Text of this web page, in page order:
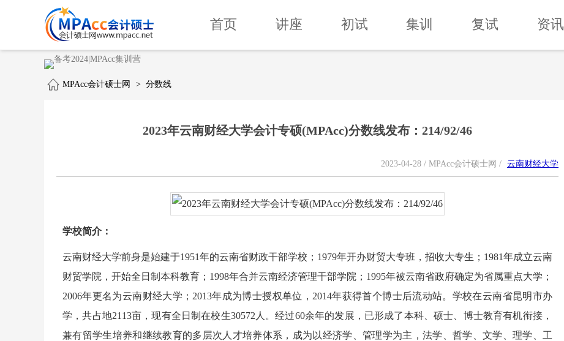
首页 讲座 初试 集训 复试 资讯
MPAcc会计硕士网 > 分数线
2023年云南财经大学会计专硕(MPAcc)分数线发布：214/92/46
2023-04-28 / MPAcc会计硕士网 / 云南财经大学
学校简介：
云南财经大学前身是始建于1951年的云南省财政干部学校；1979年开办财贸大专班，招收大专生；1981年成立云南
财贸学院，开始全日制本科教育；1998年合并云南经济管理干部学院；1995年被云南省政府确定为省属重点大学；
2006年更名为云南财经大学；2013年成为博士授权单位，2014年获得首个博士后流动站。学校在云南省昆明市办
学，共占地2113亩，现有全日制在校生30572人。经过60余年的发展，已形成了本科、硕士、博士教育有机衔接，
兼有留学生培养和继续教育的多层次人才培养体系，成为以经济学、管理学为主，法学、哲学、文学、理学、工